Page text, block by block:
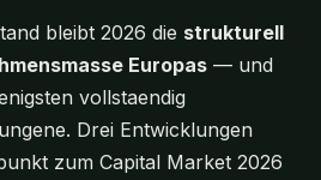
bleibt 2026 die strukturell
Europas — und
vollstaendig
Drei Entwicklungen
zum Capital Market 2026